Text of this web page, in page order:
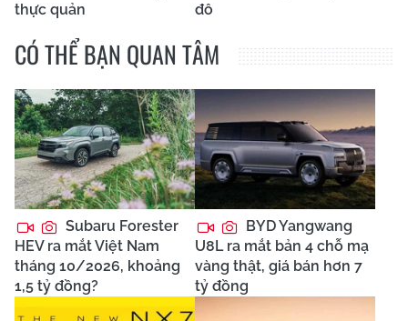
thực quản
đô
CÓ THỂ BẠN QUAN TÂM
Subaru Forester
HEV ra mắt Việt Nam
tháng 10/2026, khoảng
1,5 tỷ đồng?
BYD Yangwang
U8L ra mắt bản 4 chỗ mạ
vàng thật, giá bán hơn 7
tỷ đồng